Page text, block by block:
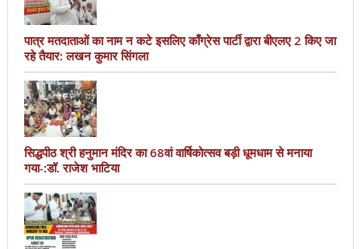
पात्र मतदाताओं का नाम न कटे इसलिए काँग्रेस पार्टी द्वारा बीएलए 2 किए जा
रहे तैयार: लखन कुमार सिंगला
सिद्धपीठ श्री हनुमान मंदिर का 68वां वार्षिकोत्सव बड़ी धूमधाम से मनाया
गया-:डॉ. राजेश भाटिया